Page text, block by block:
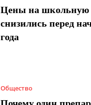
Цены на школьную
снизились перед
года
Общество